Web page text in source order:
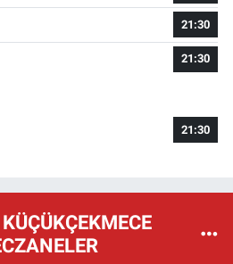
21:30
21:30
21:30